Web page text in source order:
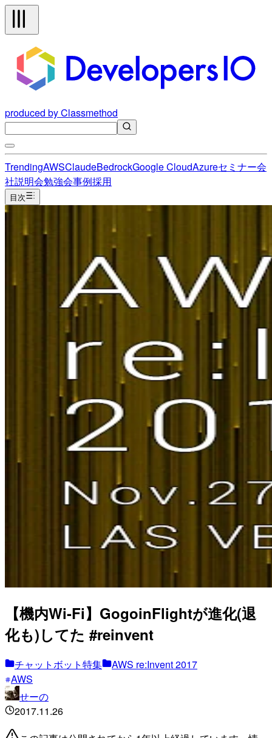
produced by Classmethod
TrendingAWSClaudeBedrockGoogle CloudAzureセミナー会
社説明会勉強会事例採用
目次
【機内Wi-Fi】GogoinFlightが進化(退
化も)してた #reinvent
チャットボット特集
AWS re:Invent 2017
AWS
せーの
2017.11.26